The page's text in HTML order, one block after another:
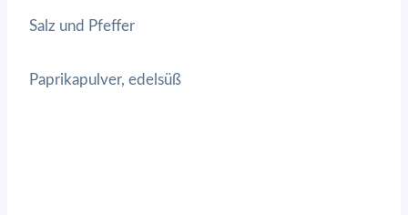
Salz und Pfeffer
Paprikapulver, edelsüß